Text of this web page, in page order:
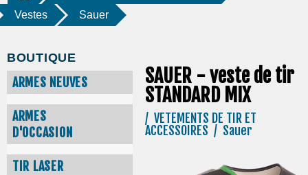
Vestes
Sauer
BOUTIQUE
ARMES NEUVES
ARMES
D'OCCASION
TIR LASER
SAUER - veste de tir
STANDARD MIX
/ VETEMENTS DE TIR ET
ACCESSOIRES / Sauer